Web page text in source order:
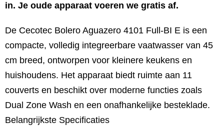
in. Je oude apparaat voeren we gratis af.
De Cecotec Bolero Aguazero 4101 Full-BI E is een
compacte, volledig integreerbare vaatwasser van 45
cm breed, ontworpen voor kleinere keukens en
huishoudens. Het apparaat biedt ruimte aan 11
couverts en beschikt over moderne functies zoals
Dual Zone Wash en een onafhankelijke besteklade.
Belangrijkste Specificaties